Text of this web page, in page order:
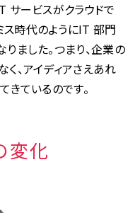
サービスがクラウドで
ス時代のようにIT 部門
ました。つまり、企業の
、アイディアさえあれ
きているのです。
変化